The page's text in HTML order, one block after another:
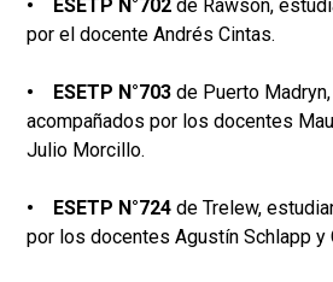
• ESETP N°702 de Rawson,
por el docente Andrés Cintas.
• ESETP N°703 de Puerto
acompañados por los docentes
Julio Morcillo.
• ESETP N°724 de Trelew,
por los docentes Agustín Schlapp y